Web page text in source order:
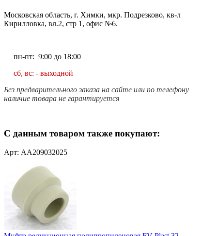
Московская область, г. Химки, мкр. Подрезково, кв-л
Кирилловка, вл.2, стр 1, офис №6.
пн-пт: 9:00 до 18:00
сб, вс: - выходной
Без предварительного заказа на сайте или по телефону
наличие товара не гарантируется
С данным товаром также покупают:
Арт: AA209032025